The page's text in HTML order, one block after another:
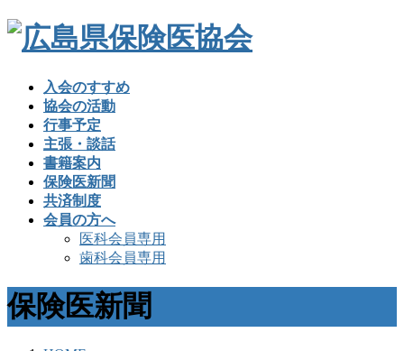
入会のすすめ
協会の活動
行事予定
主張・談話
書籍案内
保険医新聞
共済制度
会員の方へ
医科会員専用
歯科会員専用
保険医新聞